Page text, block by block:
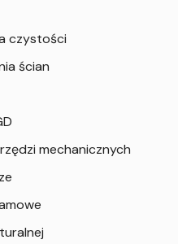
czystości
ścian
mechanicznych